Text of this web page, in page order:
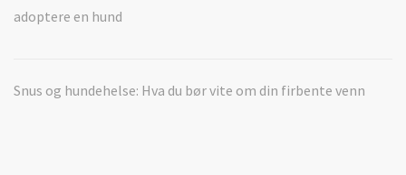
adoptere en hund
Snus og hundehelse: Hva du bør vite om din firbente venn